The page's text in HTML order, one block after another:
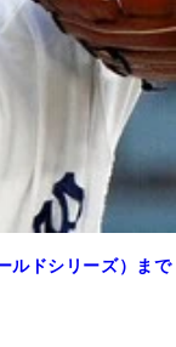
ルドシリーズ）まで